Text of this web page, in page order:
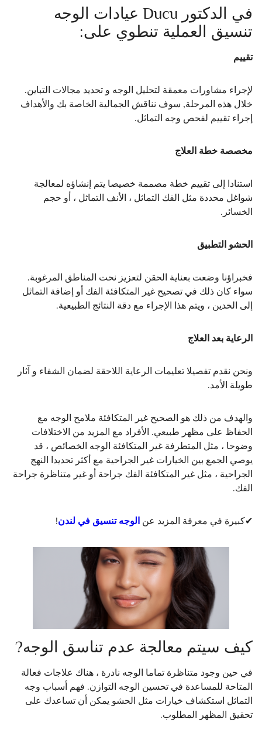
في الدكتور Ducu عيادات الوجه
تنسيق العملية تنطوي على:
تقييم
لإجراء مشاورات معمقة لتحليل الوجه و تحديد مجالات التباين.
خلال هذه المرحلة, سوف نناقش الجمالية الخاصة بك والأهداف
إجراء تقييم لفحص وجه التماثل.
مخصصة خطة العلاج
استنادا إلى تقييم خطة مصممة خصيصا يتم إنشاؤه لمعالجة
شواغل محددة مثل الفك التماثل ، الأنف التماثل ، أو حجم
الخسائر.
الحشو التطبيق
فخبراؤنا وضعت بعناية الحقن لتعزيز نحت المناطق المرغوبة.
سواء كان ذلك في تصحيح غير المتكافئة الفك أو إضافة التماثل
إلى الخدين ، ويتم هذا الإجراء مع دقة النتائج الطبيعية.
الرعاية بعد العلاج
ونحن نقدم تفصيلا تعليمات الرعاية اللاحقة لضمان الشفاء و آثار
طويلة الأمد.
والهدف من ذلك هو الصحيح غير المتكافئة ملامح الوجه مع
الحفاظ على مظهر طبيعي. الأفراد مع المزيد من الاختلافات
وضوحا ، مثل المتطرفة غير المتكافئة الوجه الخصائص ، قد
يوصي الجمع بين الخيارات غير الجراحية مع أكثر تحديدا النهج
الجراحية ، مثل غير المتكافئة الفك جراحة أو غير متناظرة جراحة
الفك.
✔كبيرة في معرفة المزيد عن الوجه تنسيق في لندن!
كيف سيتم معالجة عدم تناسق الوجه?
في حين وجود متناظرة تماما الوجه نادرة ، هناك علاجات فعالة
المتاحة للمساعدة في تحسين الوجه التوازن. فهم أسباب وجه
التماثل استكشاف خيارات مثل الحشو يمكن أن تساعدك على
تحقيق المظهر المطلوب.